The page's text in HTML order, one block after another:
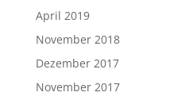
April 2019
November 2018
Dezember 2017
November 2017